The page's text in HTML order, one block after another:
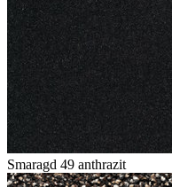
Smaragd 49 anthrazit